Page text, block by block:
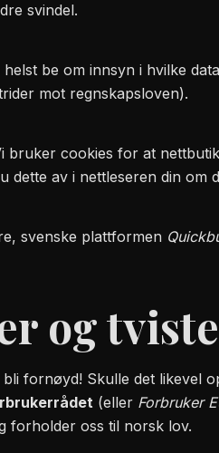
svindel.
be om innsyn i hvilke
mot regnskapsloven).
bruker cookies for at
dette av i nettleseren din om
svenske plattformen
og
fornøyd! Skulle det likevel
(eller Forbruker
forholder oss til norsk lov.